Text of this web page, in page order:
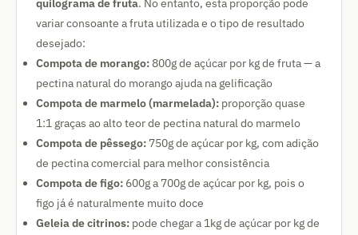
quilograma de fruta. No entanto, esta proporção pode
variar consoante a fruta utilizada e o tipo de resultado
desejado:
Compota de morango: 800g de açúcar por kg de fruta — a
pectina natural do morango ajuda na gelificação
Compota de marmelo (marmelada): proporção quase
1:1 graças ao alto teor de pectina natural do marmelo
Compota de pêssego: 750g de açúcar por kg, com adição
de pectina comercial para melhor consistência
Compota de figo: 600g a 700g de açúcar por kg, pois o
figo já é naturalmente muito doce
Geleia de citrinos: pode chegar a 1kg de açúcar por kg de